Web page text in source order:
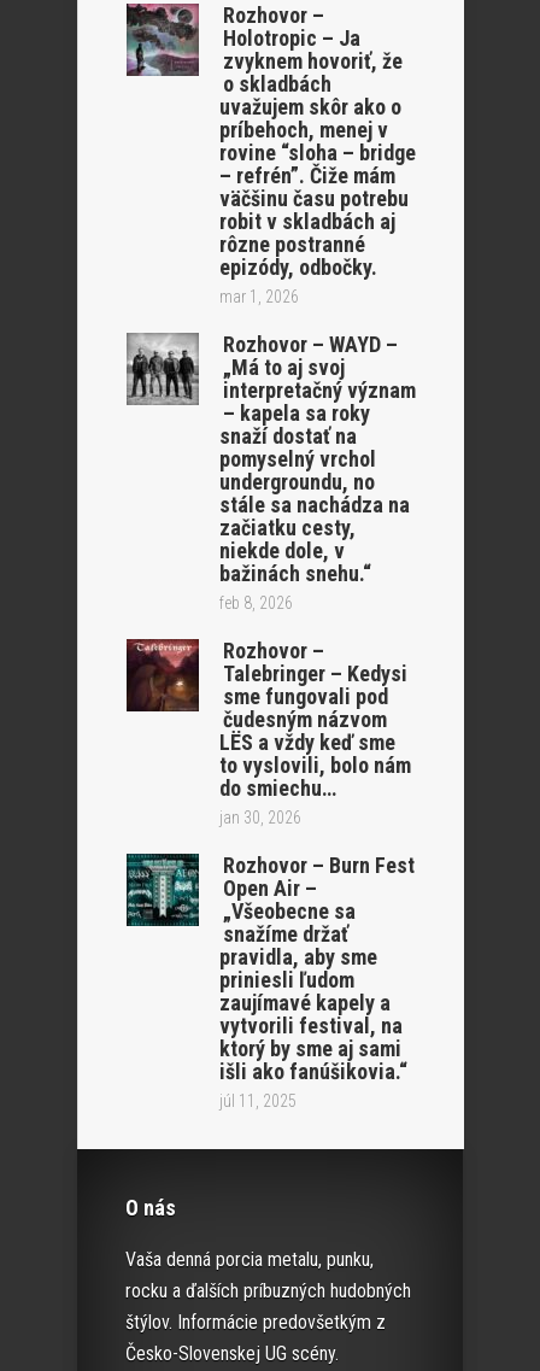
Rozhovor –
Holotropic – Ja
zvyknem hovoriť, že
o skladbách
uvažujem skôr ako o
príbehoch, menej v
rovine “sloha – bridge
– refrén”. Čiže mám
väčšinu času potrebu
robit v skladbách aj
rôzne postranné
epizódy, odbočky.
mar 1, 2026
Rozhovor – WAYD –
„Má to aj svoj
interpretačný význam
– kapela sa roky
snaží dostať na
pomyselný vrchol
undergroundu, no
stále sa nachádza na
začiatku cesty,
niekde dole, v
bažinách snehu.“
feb 8, 2026
Rozhovor –
Talebringer – Kedysi
sme fungovali pod
čudesným názvom
LËS a vždy keď sme
to vyslovili, bolo nám
do smiechu…
jan 30, 2026
Rozhovor – Burn Fest
Open Air –
„Všeobecne sa
snažíme držať
pravidla, aby sme
priniesli ľudom
zaujímavé kapely a
vytvorili festival, na
ktorý by sme aj sami
išli ako fanúšikovia.“
júl 11, 2025
O nás
Vaša denná porcia metalu, punku,
rocku a ďalších príbuzných hudobných
štýlov. Informácie predovšetkým z
Česko-Slovenskej UG scény.